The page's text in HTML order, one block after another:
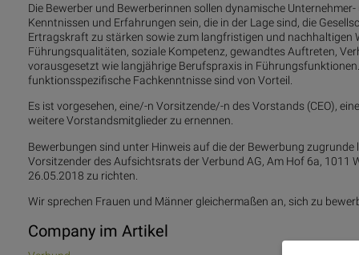
Die Bewerber und Bewerberinnen sollen dynamische
Kenntnissen und Erfahrungen sein, die in der Lage sind, die
Ertragskraft zu stärken sowie zum langfristigen und nachhaltigen
Führungsqualitäten, soziale Kompetenz, gewandtes Auftreten,
vorausgesetzt wie langjährige Berufspraxis in
funktionsspezifische Fachkenntnisse sind von Vorteil.
Es ist vorgesehen, eine/-n Vorsitzende/-n des Vorstands (CEO),
weitere Vorstandsmitglieder zu ernennen.
Bewerbungen sind unter Hinweis auf die der Bewerbung
Vorsitzender des Aufsichtsrats der Verbund AG, Am Hof 6a, 1011
26.05.2018 zu richten.
Wir sprechen Frauen und Männer gleichermaßen an, sich zu
Company im Artikel